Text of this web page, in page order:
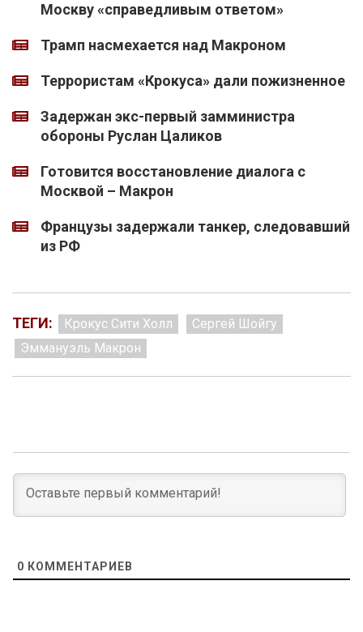
Москву «справедливым ответом»
Трамп насмехается над Макроном
Террористам «Крокуса» дали пожизненное
Задержан экс-первый замминистра
обороны Руслан Цаликов
Готовится восстановление диалога с
Москвой – Макрон
Французы задержали танкер, следовавший
из РФ
ТЕГИ: Крокус Сити Холл
Сергей Шойгу
Эммануэль Макрон
0 КОММЕНТАРИЕВ